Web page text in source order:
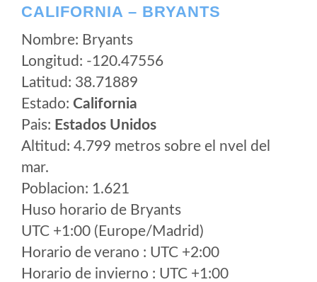
CALIFORNIA – BRYANTS
Nombre: Bryants
Longitud: -120.47556
Latitud: 38.71889
Estado: California
Pais: Estados Unidos
Altitud: 4.799 metros sobre el nvel del
mar.
Poblacion: 1.621
Huso horario de Bryants
UTC +1:00 (Europe/Madrid)
Horario de verano : UTC +2:00
Horario de invierno : UTC +1:00